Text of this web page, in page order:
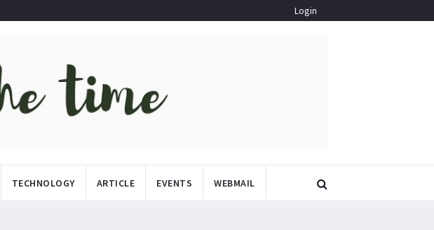
Login
TECHNOLOGY ARTICLE EVENTS WEBMAIL